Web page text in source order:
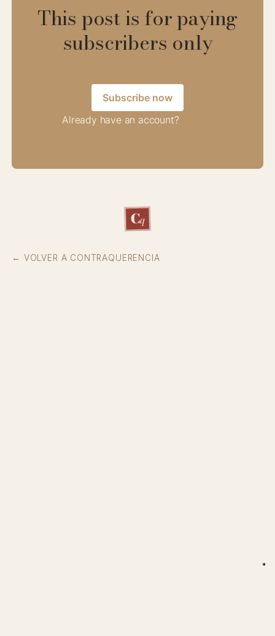
This post is for paying
subscribers only
Subscribe now
Already have an account?
Cq
← VOLVER A CONTRAQUERENCIA